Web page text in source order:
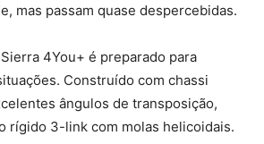
mas passam quase despercebidas.
4You+ é preparado para
Construído com chassi
ângulos de transposição,
rígido 3-link com molas helicoidais.